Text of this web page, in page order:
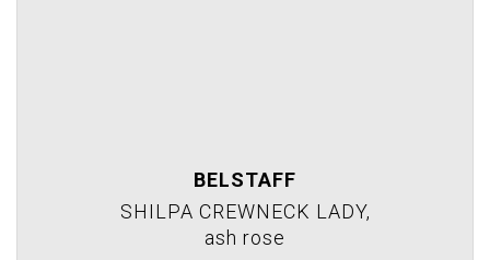
BELSTAFF
SHILPA CREWNECK LADY,
ash rose